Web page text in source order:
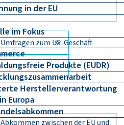
in der EU
im Fokus
Umfragen zum US-Geschäft
Produkte (EUDR)
Herstellerverantwortung
Europa
Abkommen zwischen der EU und